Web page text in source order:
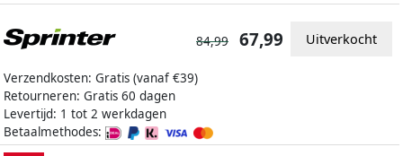
Verzendkosten: Gratis (vanaf €39)
Retourneren: Gratis 60 dagen
Levertijd: 1 tot 2 werkdagen
Betaalmethodes:
84,99 67,99 Uitverkocht